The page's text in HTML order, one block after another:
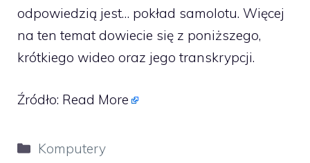
odpowiedzią jest… pokład samolotu. Więcej
na ten temat dowiecie się z poniższego,
krótkiego wideo oraz jego transkrypcji.
Źródło: Read More
Kategorie
Komputery